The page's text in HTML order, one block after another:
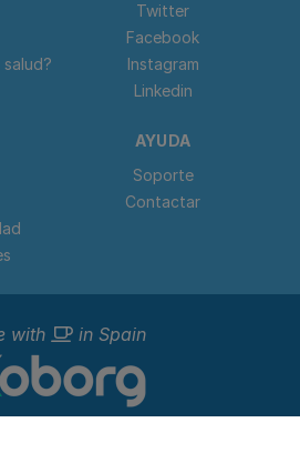
Twitter
Facebook
Instagram
Linkedin
AYUDA
Soporte
Contactar
with in Spain